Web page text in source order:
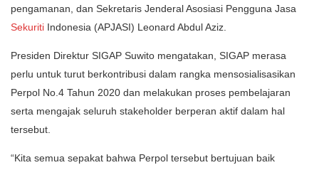
pengamanan, dan Sekretaris Jenderal Asosiasi Pengguna Jasa
Sekuriti Indonesia (APJASI) Leonard Abdul Aziz.
Presiden Direktur SIGAP Suwito mengatakan, SIGAP merasa
perlu untuk turut berkontribusi dalam rangka mensosialisasikan
Perpol No.4 Tahun 2020 dan melakukan proses pembelajaran
serta mengajak seluruh stakeholder berperan aktif dalam hal
tersebut.
“Kita semua sepakat bahwa Perpol tersebut bertujuan baik